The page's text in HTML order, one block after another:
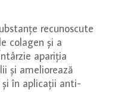
recunoscute
colagen și a
apariția
și ameliorează
și în aplicații anti-